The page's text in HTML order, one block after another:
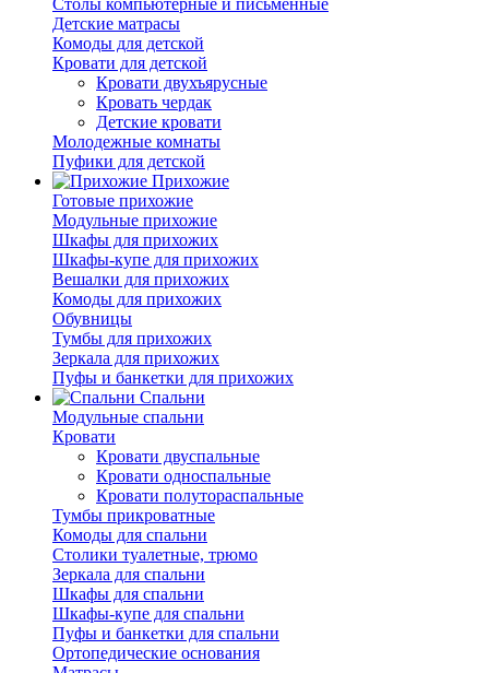
Столы компьютерные и письменные
Детские матрасы
Комоды для детской
Кровати для детской
Кровати двухъярусные
Кровать чердак
Детские кровати
Молодежные комнаты
Пуфики для детской
Прихожие
Готовые прихожие
Модульные прихожие
Шкафы для прихожих
Шкафы-купе для прихожих
Вешалки для прихожих
Комоды для прихожих
Обувницы
Тумбы для прихожих
Зеркала для прихожих
Пуфы и банкетки для прихожих
Спальни
Модульные спальни
Кровати
Кровати двуспальные
Кровати односпальные
Кровати полутораспальные
Тумбы прикроватные
Комоды для спальни
Столики туалетные, трюмо
Зеркала для спальни
Шкафы для спальни
Шкафы-купе для спальни
Пуфы и банкетки для спальни
Ортопедические основания